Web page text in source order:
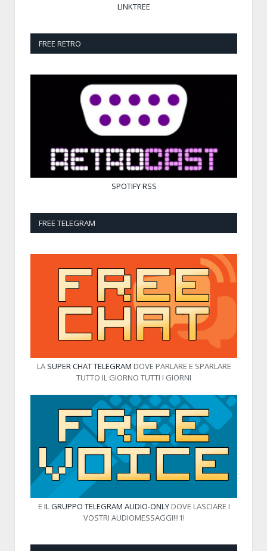
LINKTREE
FREE RETRO
SPOTIFYRSS
FREE TELEGRAM
LA SUPER CHAT TELEGRAM DOVE PARLARE E SPARLARE
TUTTO IL GIORNO TUTTI I GIORNI
E IL GRUPPO TELEGRAM AUDIO-ONLYDOVE LASCIARE I
VOSTRI AUDIOMESSAGGI!!!1!